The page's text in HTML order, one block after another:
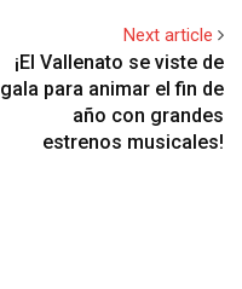
Next article
¡El Vallenato se viste de
gala para animar el fin de
año con grandes
estrenos musicales!